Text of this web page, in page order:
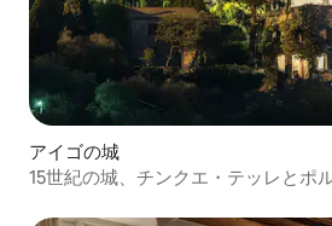
アイゴの城
15世紀の城、チンクエ・テッレとポ